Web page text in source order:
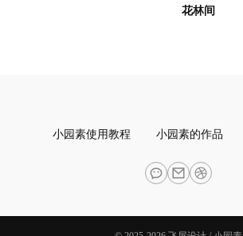
花林间
小园素使用教程 小园素的作品